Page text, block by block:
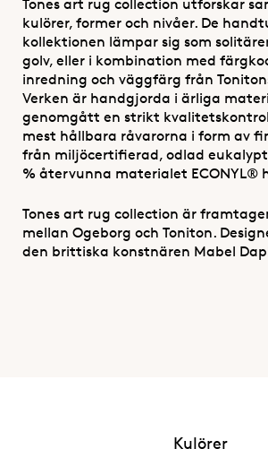
Tones art rug collection utforskar
kulörer, former och nivåer. De
kollektionen lämpar sig som
golv, eller i kombination med
inredning och väggfärg från
Verken är handgjorda i ärliga
genomgått en strikt
mest hållbara råvarorna i form av
från miljöcertifierad, odlad
% återvunna materialet ECONYL®
Tones art rug collection är
mellan Ogeborg och Toniton.
den brittiska konstnären Mabel
Kulörer